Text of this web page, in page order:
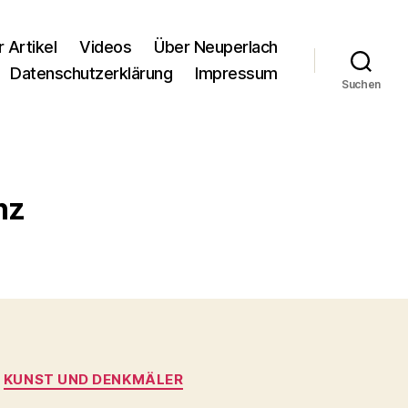
Artikel Videos
Über Neuperlach
Datenschutzerklärung Impressum
Suchen
KUNST UND DENKMÄLER